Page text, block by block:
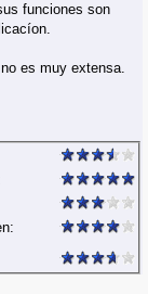
funciones son
es muy extensa.